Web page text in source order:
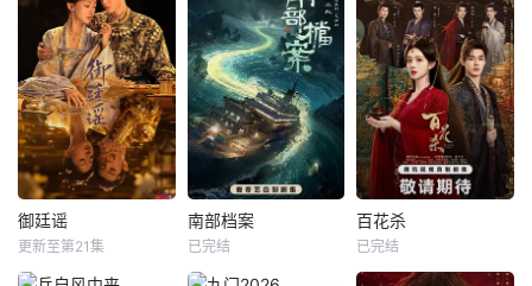
御廷谣
更新至第21集
南部档案
已完结
百花杀
已完结